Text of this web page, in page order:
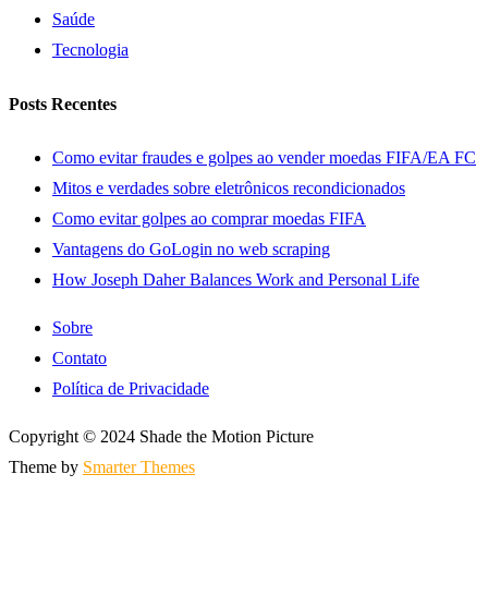
Saúde
Tecnologia
Posts Recentes
Como evitar fraudes e golpes ao vender moedas FIFA/EA FC
Mitos e verdades sobre eletrônicos recondicionados
Como evitar golpes ao comprar moedas FIFA
Vantagens do GoLogin no web scraping
How Joseph Daher Balances Work and Personal Life
Sobre
Contato
Política de Privacidade
Copyright © 2024 Shade the Motion Picture
Theme by Smarter Themes